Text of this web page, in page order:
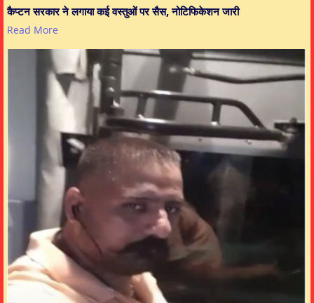
कैप्टन सरकार ने लगाया कई वस्तुओं पर सैस, नोटिफिकेशन जारी
Read More